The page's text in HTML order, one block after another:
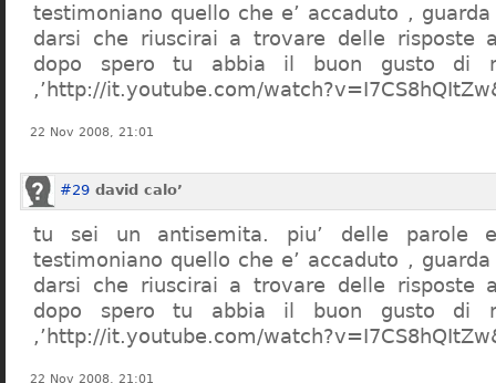
testimoniano quello che e’ accaduto , guarda
darsi che riuscirai a trovare delle risposte
dopo spero tu abbia il buon gusto di
,’http://it.youtube.com/
22 Nov 2008, 21:01
#29 david calo’
tu sei un antisemita. piu’ delle parole
testimoniano quello che e’ accaduto , guarda
darsi che riuscirai a trovare delle risposte
dopo spero tu abbia il buon gusto di
,’http://it.youtube.com/
22 Nov 2008, 21:01